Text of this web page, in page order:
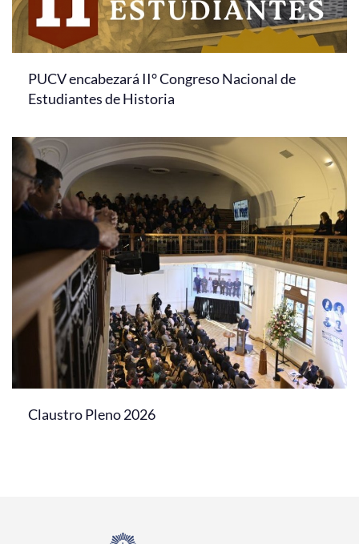
PUCV encabezará II° Congreso Nacional de
Estudiantes de Historia
Claustro Pleno 2026